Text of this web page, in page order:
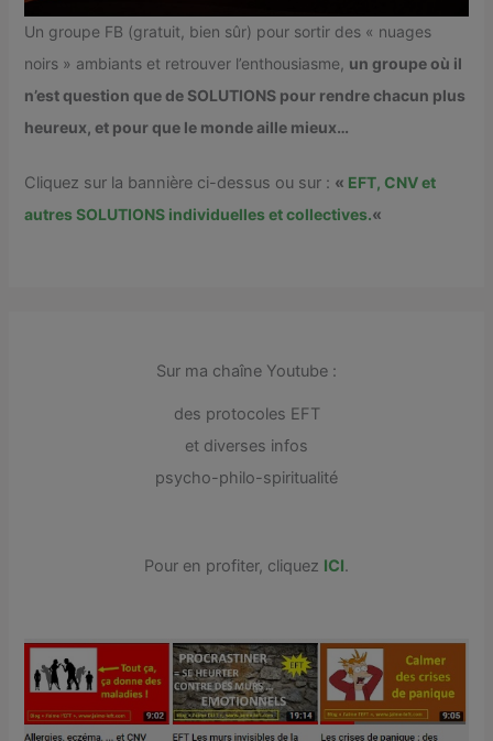
Un groupe FB (gratuit, bien sûr) pour sortir des « nuages
noirs » ambiants et retrouver l’enthousiasme, un groupe où il
n’est question que de SOLUTIONS pour rendre chacun plus
heureux, et pour que le monde aille mieux…
Cliquez sur la bannière ci-dessus ou sur : « EFT, CNV et
autres SOLUTIONS individuelles et collectives.«
Sur ma chaîne Youtube :
des protocoles EFT
et diverses infos
psycho-philo-spiritualité
Pour en profiter, cliquez ICI.